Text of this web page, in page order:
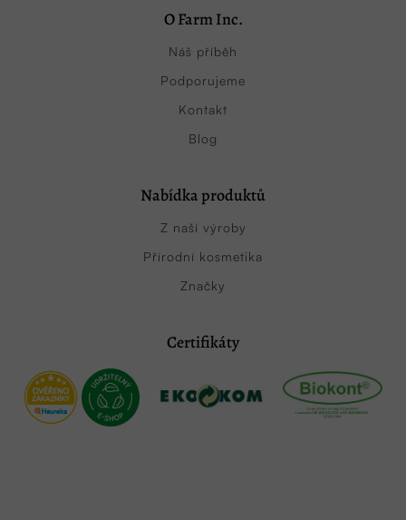
O Farm Inc.
Náš příběh
Podporujeme
Kontakt
Blog
Nabídka produktů
Z naší výroby
Přírodní kosmetika
Značky
Certifikáty